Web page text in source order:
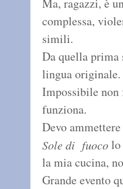
Ma, ragazzi, è
complessa,
simili.
Da quella prima
lingua
Impossibile non
funziona.
Devo
Sole di fuocolo
la mia cucina,
Grande evento